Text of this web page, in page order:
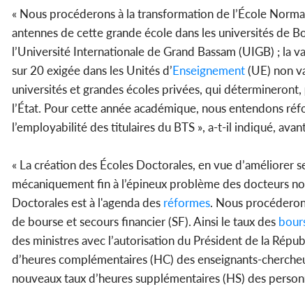
« Nous procéderons à la transformation de l’École
antennes de cette grande école dans les universités de
l’Université Internationale de Grand Bassam (UIGB) ; la
sur 20 exigée dans les Unités d’Enseignement(UE) non
universités et grandes écoles privées, qui
l’État. Pour cette année académique, nous entendons
l’employabilité des titulaires du BTS », a-t-il indiqué,
« La création des Écoles Doctorales, en vue
mécaniquement fin à l’épineux problème des docteurs
Doctorales est à l'agenda des réformes. Nous
de bourse et secours financier (SF). Ainsi le taux des
des ministres avec l’autorisation du Président de la
d’heures complémentaires (HC) des enseignants-
nouveaux taux d’heures supplémentaires (HS) des